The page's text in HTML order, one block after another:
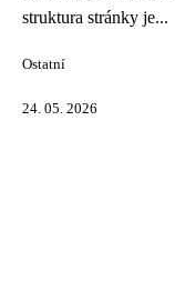
struktura stránky je...
Ostatní
24. 05. 2026